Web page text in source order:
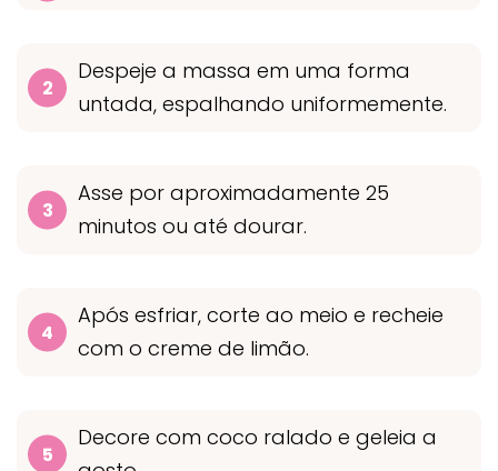
Despeje a massa em uma forma
untada, espalhando uniformemente.
Asse por aproximadamente 25
minutos ou até dourar.
Após esfriar, corte ao meio e recheie
com o creme de limão.
Decore com coco ralado e geleia a